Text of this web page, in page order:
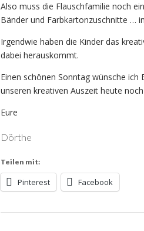
Also muss die Flauschfamilie noch
Bänder und Farbkartonzuschnitte …
Irgendwie haben die Kinder das
dabei herauskommt.
Einen schönen Sonntag wünsche
unseren kreativen Auszeit heute
Eure
Dörthe
Teilen mit:
Pinterest Facebook